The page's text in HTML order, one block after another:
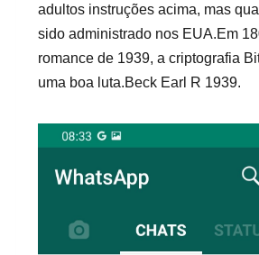
adultos instruções acima, mas
sido administrado nos EUA.Em
romance de 1939, a criptografia
uma boa luta.Beck Earl R 1939.